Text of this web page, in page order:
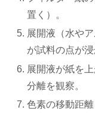
置く）。
展開液（水や
が試料の点が
展開液が紙を
分離を観察。
色素の移動距